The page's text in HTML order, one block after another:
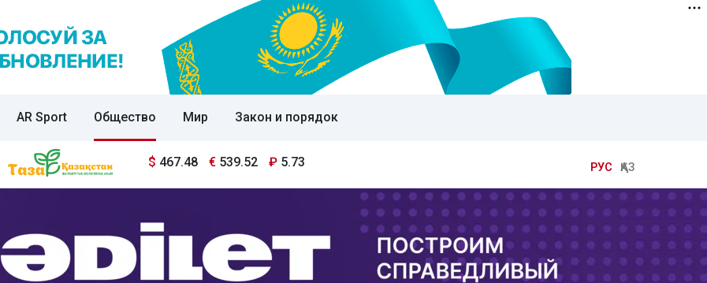
AR Sport Общество Мир Закон и порядок
$ 467.48 € 539.52 ₽ 5.73 РУС ҚАЗ